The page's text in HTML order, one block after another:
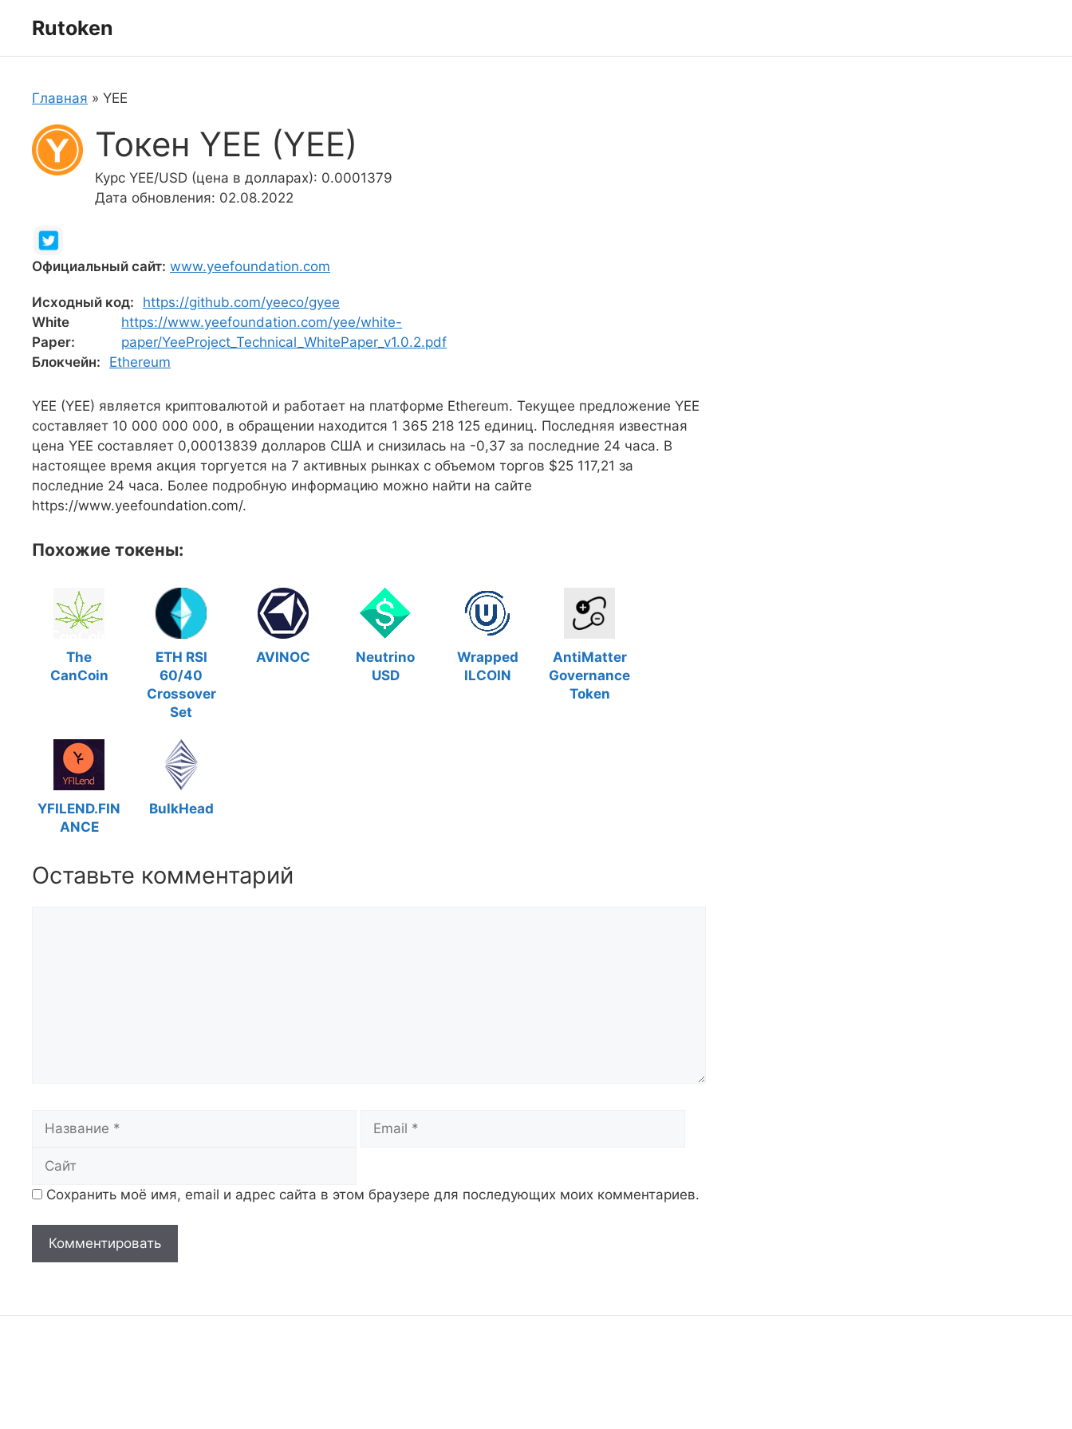
Rutoken
Главная » YEE
Токен YEE (YEE)
Курс YEE/USD (цена в долларах): 0.0001379
Дата обновления: 02.08.2022
Официальный сайт: www.yeefoundation.com
Исходный код:
https://github.com/yeeco/gyee
White
Paper:
https://www.yeefoundation.com/yee/white-
paper/YeeProject_Technical_WhitePaper_v1.0.2.pdf
Блокчейн:
Ethereum
YEE (YEE) является криптовалютой и работает на платформе Ethereum. Текущее предложение YEE
составляет 10 000 000 000, в обращении находится 1 365 218 125 единиц. Последняя известная
цена YEE составляет 0,00013839 долларов США и снизилась на -0,37 за последние 24 часа. В
настоящее время акция торгуется на 7 активных рынках с объемом торгов $25 117,21 за
последние 24 часа. Более подробную информацию можно найти на сайте
https://www.yeefoundation.com/.
Похожие токены:
The
CanCoin
ETH RSI
60/40
Crossover
Set
AVINOC
Neutrino
USD
Wrapped
ILCOIN
AntiMatter
Governance
Token
YFILEND.FIN
ANCE
BulkHead
Оставьте комментарий
Сохранить моё имя, email и адрес сайта в этом браузере для последующих моих комментариев.